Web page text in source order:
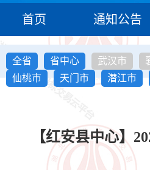
首页 通知公告
全省 省中心 武汉市
仙桃市
天门市 潜江市
【红安县中心】